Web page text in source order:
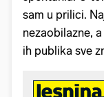
sam u prilici.
nezaobilazne,
ih publika sve